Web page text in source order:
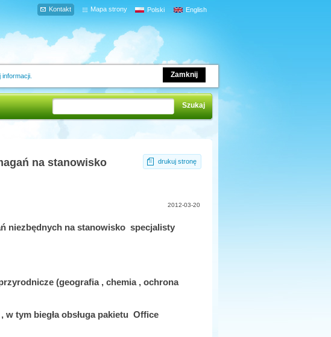
Zamknij
informacji.
Mapa strony
Kontakt Polski English
drukuj stronę
na stanowisko
2012-03-20
niezbędnych na stanowisko specjalisty
(geografia , chemia , ochrona
w tym biegła obsługa pakietu Office